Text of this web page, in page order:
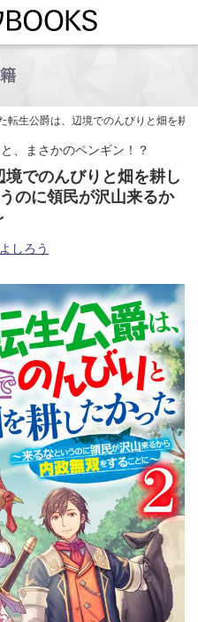
転生公爵は、辺境でのんびりと畑を耕
、まさかのペンギン！？
でのんびりと畑を耕し
のに領民が沢山来るか
しろう